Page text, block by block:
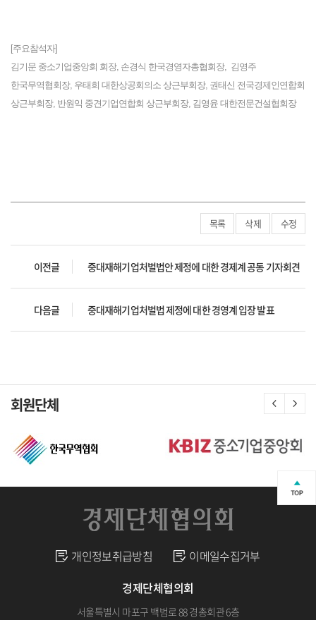
[주요참석자]
김기문 중소기업중앙회 회장, 손경식 한국경영자총협회장, 김영주
한국무역협회장, 우태희 대한상공회의소 상근부회장, 권태신 전국경제인연합회
상근부회장, 반원익 중견기업연합회 상근부회장, 김영윤 대한전문건설협회장
목록 삭제 수정
이전글 중대재해기업처벌법안 제정에 대한 경제계 공동 기자회견
다음글 중대재해기업처벌법 제정에 대한 경영계 입장 발표
회원단체
개인정보취급방침
이메일수집거부
경제단체협의회
서울특별시 마포구 백범로 88 경총회관 6층